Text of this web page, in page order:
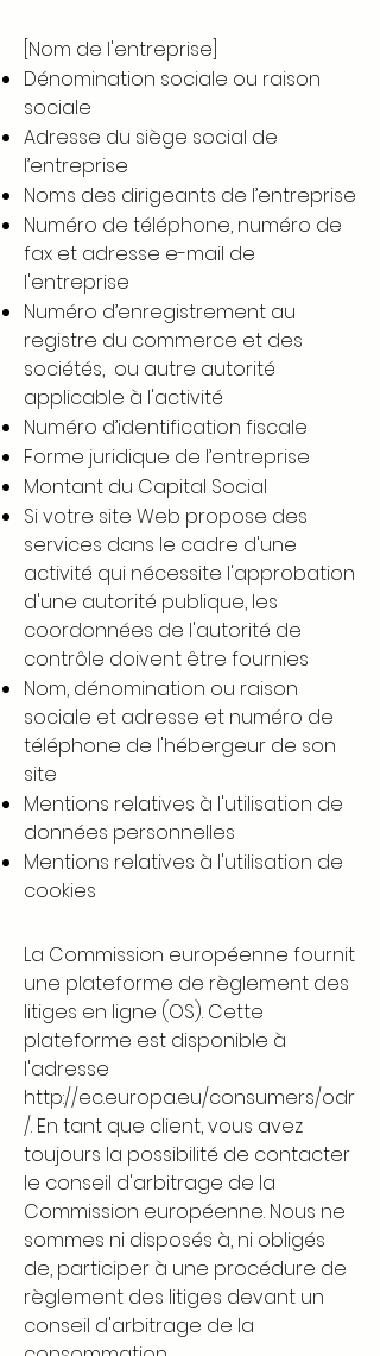
[Nom de l'entreprise]
Dénomination sociale ou raison
sociale
Adresse du siège social de
l’entreprise
Noms des dirigeants de l’entreprise
Numéro de téléphone, numéro de
fax et adresse e-mail de
l'entreprise
Numéro d’enregistrement au
registre du commerce et des
sociétés, ou autre autorité
applicable à l'activité
Numéro d’identification fiscale
Forme juridique de l’entreprise
Montant du Capital Social
Si votre site Web propose des
services dans le cadre d'une
activité qui nécessite l'approbation
d'une autorité publique, les
coordonnées de l'autorité de
contrôle doivent être fournies
Nom, dénomination ou raison
sociale et adresse et numéro de
téléphone de l'hébergeur de son
site
Mentions relatives à l'utilisation de
données personnelles
Mentions relatives à l'utilisation de
cookies
La Commission européenne fournit
une plateforme de règlement des
litiges en ligne (OS). Cette
plateforme est disponible à
l'adresse
http://ec.europa.eu/consumers/odr
/. En tant que client, vous avez
toujours la possibilité de contacter
le conseil d'arbitrage de la
Commission européenne. Nous ne
sommes ni disposés à, ni obligés
de, participer à une procédure de
règlement des litiges devant un
conseil d'arbitrage de la